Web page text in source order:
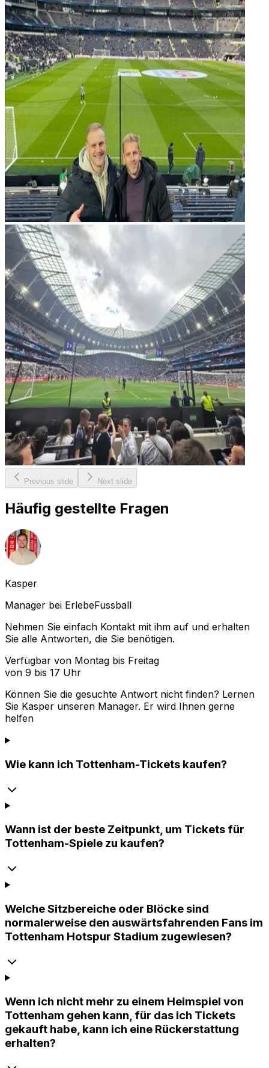
Previous slide Next slide
Häufig gestellte Fragen
Kasper
Manager bei ErlebeFussball
Nehmen Sie einfach Kontakt mit ihm auf und erhalten
Sie alle Antworten, die Sie benötigen.
Verfügbar von Montag bis Freitag
von 9 bis 17 Uhr
Können Sie die gesuchte Antwort nicht finden? Lernen
Sie Kasper unseren Manager. Er wird Ihnen gerne
helfen
Wie kann ich Tottenham-Tickets kaufen?
Wann ist der beste Zeitpunkt, um Tickets für
Tottenham-Spiele zu kaufen?
Welche Sitzbereiche oder Blöcke sind
normalerweise den auswärtsfahrenden Fans im
Tottenham Hotspur Stadium zugewiesen?
Wenn ich nicht mehr zu einem Heimspiel von
Tottenham gehen kann, für das ich Tickets
gekauft habe, kann ich eine Rückerstattung
erhalten?